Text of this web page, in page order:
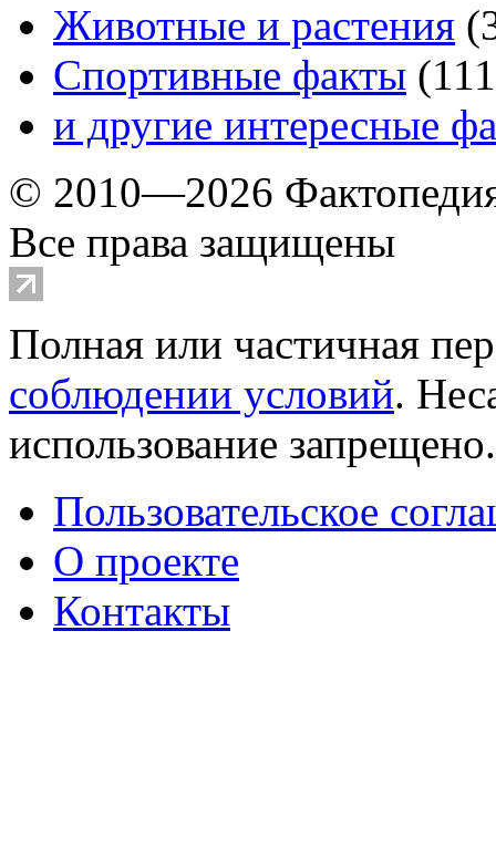
Животные и растения (
Спортивные факты (111
и другие интересные
© 2010—2026
Все права защищены
Полная или частичная
соблюдении условий.
использование
Пользовательское
О проекте
Контакты